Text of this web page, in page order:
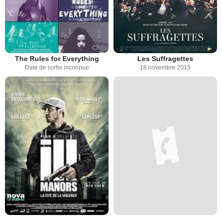
The Rules for Everything
Date de sortie inconnue
Les Suffragettes
18 novembre 2015